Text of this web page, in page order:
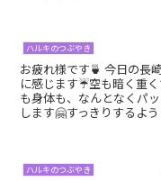
ハルキのつぶやき
お疲れ様です🍵 今日の長
に感じます☔空も暗く重
も身体も、なんとなくパ
します🤗すっきりするよ
ハルキのつぶやき